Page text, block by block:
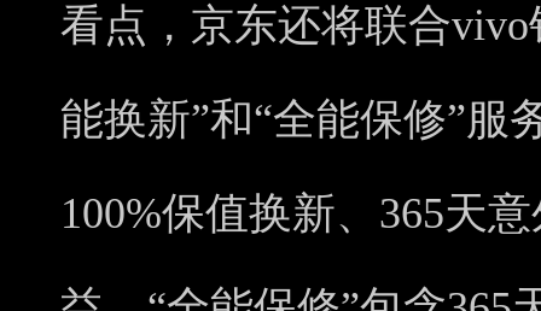
看点，京东还将联合
能换新”和“全能保修”服
100%保值换新、365天